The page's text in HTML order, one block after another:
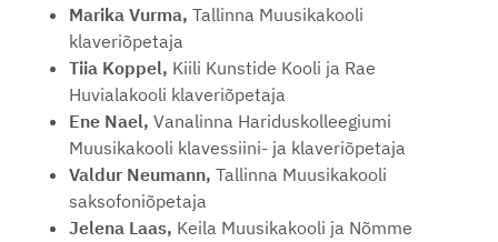
Marika Vurma, Tallinna Muusikakooli
klaveriõpetaja
Tiia Koppel, Kiili Kunstide Kooli ja Rae
Huvialakooli klaveriõpetaja
Ene Nael, Vanalinna Hariduskolleegiumi
Muusikakooli klavessiini- ja klaveriõpetaja
Valdur Neumann, Tallinna Muusikakooli
saksofoniõpetaja
Jelena Laas, Keila Muusikakooli ja Nõmme